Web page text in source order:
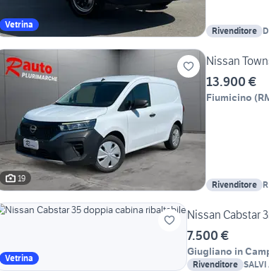
Vetrina
Rivenditore
19
Nissan
13.900 €
Fiumicino (
Rivenditore
Vetrina
Nissan Cabstar
7.500 €
Giugliano in
Rivenditore SALVI